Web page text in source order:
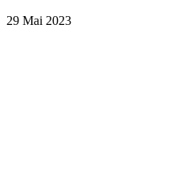
29 Mai 2023